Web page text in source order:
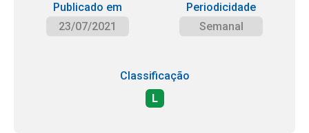
Publicado em
23/07/2021
Periodicidade
Semanal
Classificação
L